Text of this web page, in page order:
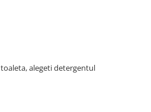
alegeti detergentul